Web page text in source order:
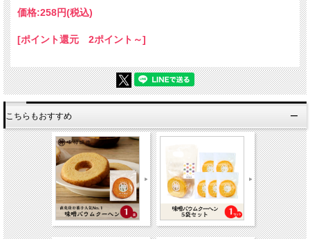
鶏卵（国産）、バター、砂糖、アーモンドパウダー、小麦粉、米味噌、
生クリーム、洋酒/ペーキングパウダー、香料
【栄養成分】（製品1袋あたり）
エネルギー / 148kcal
タンパク質 / 2.3g
脂質 / 10.0g
炭水化物 / 12.2g
食塩相当量 / 0.07g
価格:258円(税込)
[ポイント還元 2ポイント～]
こちらもおすすめ